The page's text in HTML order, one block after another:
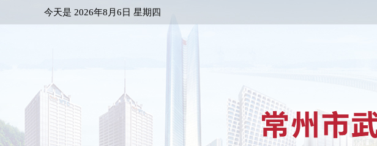
今天是 2026年8月6日 星期四